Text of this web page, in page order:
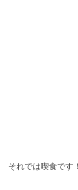
それでは喫食です！